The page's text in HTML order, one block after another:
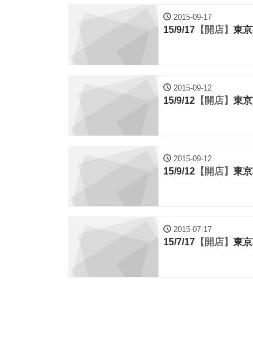
2015-09-17
15/9/17 【開店】 東
2015-09-12
15/9/12 【開店】 東
2015-09-12
15/9/12 【開店】 東
2015-07-17
15/7/17 【開店】 東